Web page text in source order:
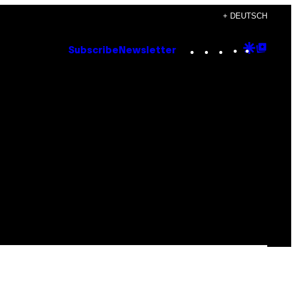
+ DEUTSCH
Subscribe Newsletter Instagram
TikTok
YouTube
Google